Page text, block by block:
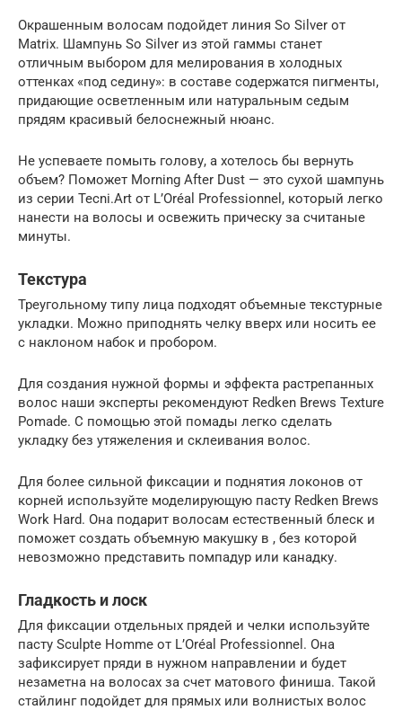
Окрашенным волосам подойдет линия So Silver от
Matrix. Шампунь So Silver из этой гаммы станет
отличным выбором для мелирования в холодных
оттенках «под седину»: в составе содержатся пигменты,
придающие осветленным или натуральным седым
прядям красивый белоснежный нюанс.
Не успеваете помыть голову, а хотелось бы вернуть
объем? Поможет Morning After Dust — это сухой шампунь
из серии Tecni.Art от L’Oréal Professionnel, который легко
нанести на волосы и освежить прическу за считаные
минуты.
Текстура
Треугольному типу лица подходят объемные текстурные
укладки. Можно приподнять челку вверх или носить ее
с наклоном набок и пробором.
Для создания нужной формы и эффекта растрепанных
волос наши эксперты рекомендуют Redken Brews Texture
Pomade. С помощью этой помады легко сделать
укладку без утяжеления и склеивания волос.
Для более сильной фиксации и поднятия локонов от
корней используйте моделирующую пасту Redken Brews
Work Hard. Она подарит волосам естественный блеск и
поможет создать объемную макушку в , без которой
невозможно представить помпадур или канадку.
Гладкость и лоск
Для фиксации отдельных прядей и челки используйте
пасту Sculpte Homme от L’Oréal Professionnel. Она
зафиксирует пряди в нужном направлении и будет
незаметна на волосах за счет матового финиша. Такой
стайлинг подойдет для прямых или волнистых волос